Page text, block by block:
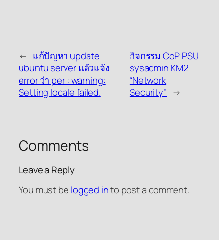
← แก้ปัญหา update
ubuntu server แล้วแจ้ง
error ว่า perl: warning:
Setting locale failed.
กิจกรรม CoP PSU
sysadmin KM2
“Network
Security” →
Comments
Leave a Reply
You must be logged into post a comment.